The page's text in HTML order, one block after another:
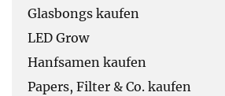
Glasbongs kaufen
LED Grow
Hanfsamen kaufen
Papers, Filter & Co. kaufen